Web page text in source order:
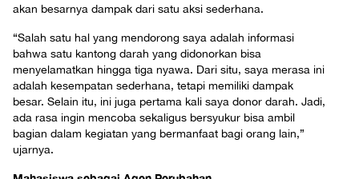
akan besarnya dampak dari satu aksi sederhana.
“Salah satu hal yang mendorong saya adalah informasi
bahwa satu kantong darah yang didonorkan bisa
menyelamatkan hingga tiga nyawa. Dari situ, saya merasa ini
adalah kesempatan sederhana, tetapi memiliki dampak
besar. Selain itu, ini juga pertama kali saya donor darah. Jadi,
ada rasa ingin mencoba sekaligus bersyukur bisa ambil
bagian dalam kegiatan yang bermanfaat bagi orang lain,”
ujarnya.